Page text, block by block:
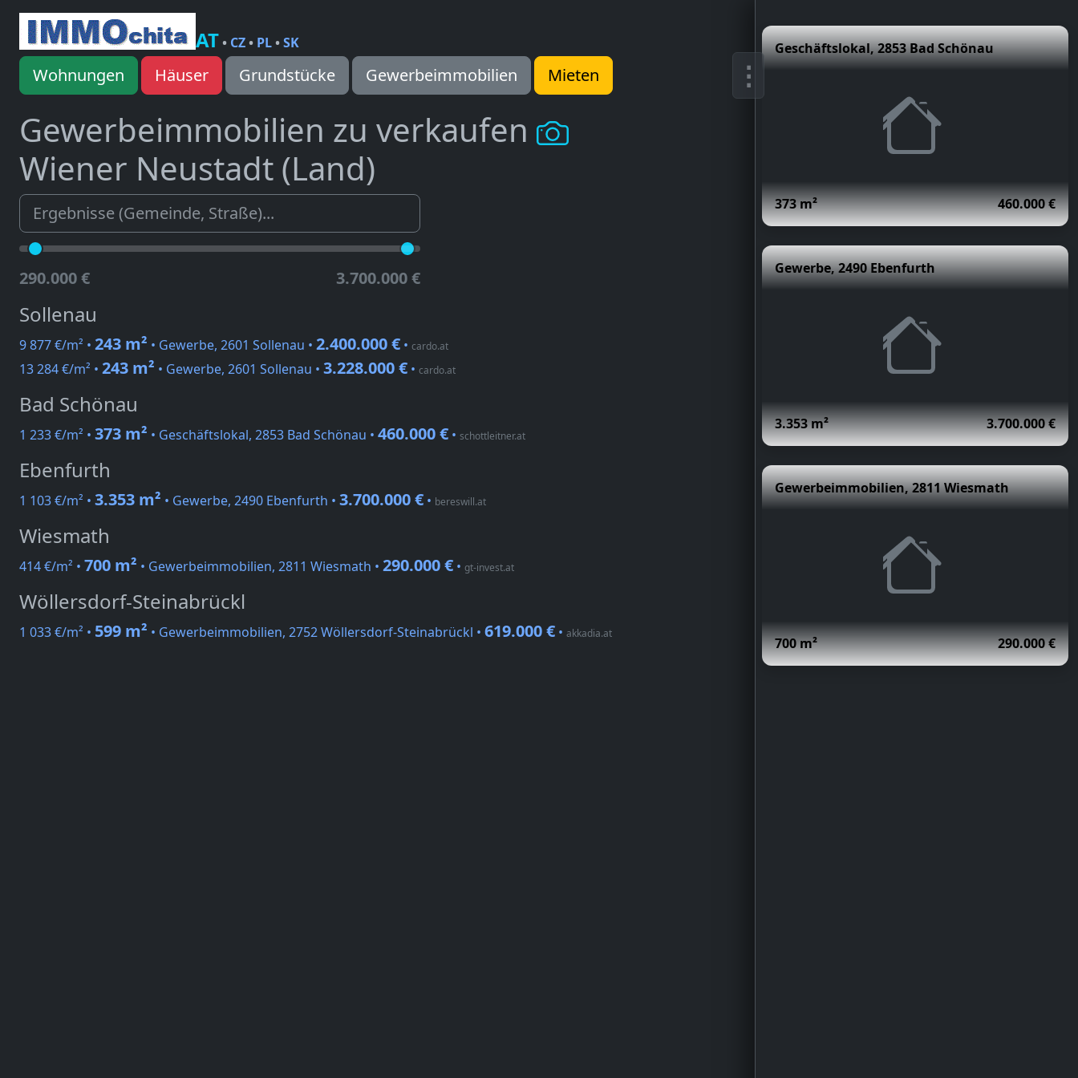
AT• CZ• PL•SK
Wohnungen Häuser Grundstücke Gewerbeimmobilien Mieten
Gewerbeimmobilien zu verkaufen
Wiener Neustadt (Land)
290.000 € 3.700.000 €
Sollenau
9 877 €/m² • 243 m² • Gewerbe, 2601 Sollenau • 2.400.000 € • cardo.at
13 284 €/m² • 243 m² • Gewerbe, 2601 Sollenau • 3.228.000 € • cardo.at
Bad Schönau
1 233 €/m² • 373 m² • Geschäftslokal, 2853 Bad Schönau • 460.000 € • schottleitner.at
Ebenfurth
1 103 €/m² • 3.353 m² • Gewerbe, 2490 Ebenfurth • 3.700.000 € • bereswill.at
Wiesmath
414 €/m² • 700 m² • Gewerbeimmobilien, 2811 Wiesmath • 290.000 € • gt-invest.at
Wöllersdorf-Steinabrückl
1 033 €/m² • 599 m² • Gewerbeimmobilien, 2752 Wöllersdorf-Steinabrückl • 619.000 € • akkadia.at